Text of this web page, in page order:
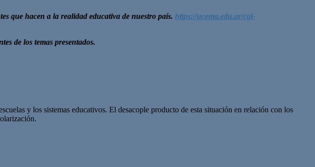
que hacen a la realidad educativa de nuestro país. https://ucema.edu.ar/cgi-
de los temas presentados.
y los sistemas educativos. El desacople producto de esta situación en relación con los